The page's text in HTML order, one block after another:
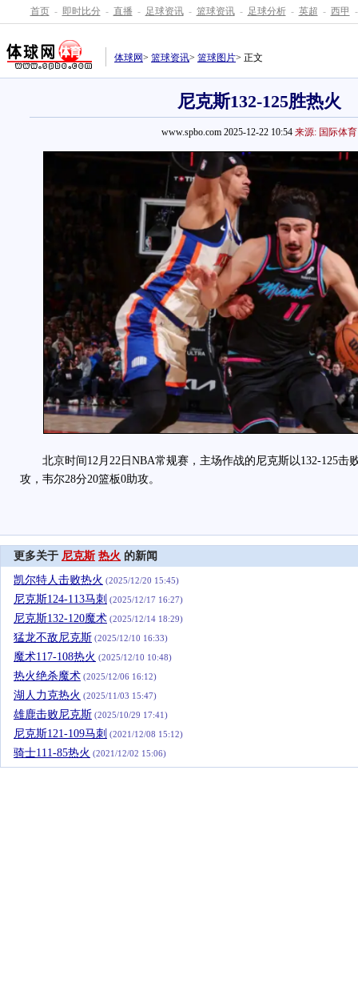
首页 - 即时比分 - 直播 - 足球资讯 - 篮球资讯 - 足球分析 - 英超 - 西甲 -
体球网> 篮球资讯> 篮球图片> 正文
尼克斯132-125胜热火
www.spbo.com 2025-12-22 10:54 来源: 国际体育
北京时间12月22日NBA常规赛，主场作战的尼克斯以132-125击
攻，韦尔28分20篮板0助攻。
更多关于 尼克斯 热火 的新闻
凯尔特人击败热火 (2025/12/20 15:45)
尼克斯124-113马刺 (2025/12/17 16:27)
尼克斯132-120魔术 (2025/12/14 18:29)
猛龙不敌尼克斯 (2025/12/10 16:33)
魔术117-108热火 (2025/12/10 10:48)
热火绝杀魔术 (2025/12/06 16:12)
湖人力克热火 (2025/11/03 15:47)
雄鹿击败尼克斯 (2025/10/29 17:41)
尼克斯121-109马刺 (2021/12/08 15:12)
骑士111-85热火 (2021/12/02 15:06)